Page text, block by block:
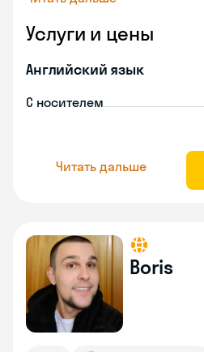
Услуги и цены
Английский язык
С носителем
Читать дальше
Boris